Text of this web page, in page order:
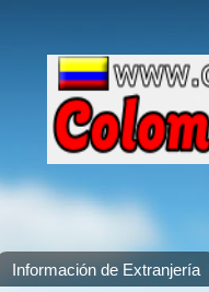
Información de Extranjería